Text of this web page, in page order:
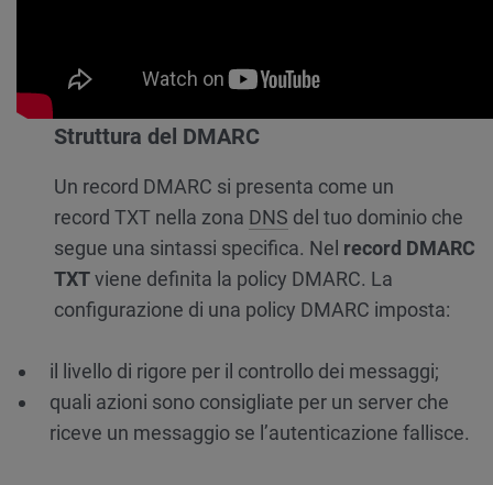
Struttura del DMARC
Un record DMARC si presenta come un
record TXT nella zona DNS del tuo dominio che
segue una sintassi specifica. Nel record DMARC
TXTviene definita la policy DMARC. La
configurazione di una policy DMARC imposta:
il livello di rigore per il controllo dei messaggi;
quali azioni sono consigliate per un server che
riceve un messaggio se l’autenticazione fallisce.